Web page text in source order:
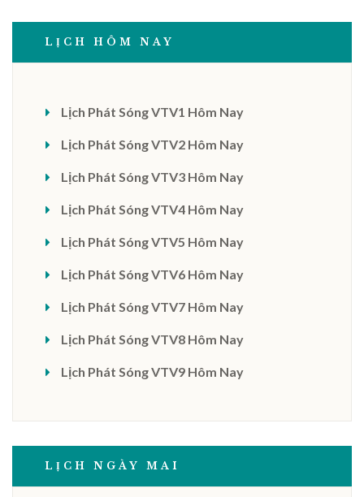
LỊCH HÔM NAY
Lịch Phát Sóng VTV1 Hôm Nay
Lịch Phát Sóng VTV2 Hôm Nay
Lịch Phát Sóng VTV3 Hôm Nay
Lịch Phát Sóng VTV4 Hôm Nay
Lịch Phát Sóng VTV5 Hôm Nay
Lịch Phát Sóng VTV6 Hôm Nay
Lịch Phát Sóng VTV7 Hôm Nay
Lịch Phát Sóng VTV8 Hôm Nay
Lịch Phát Sóng VTV9 Hôm Nay
LỊCH NGÀY MAI